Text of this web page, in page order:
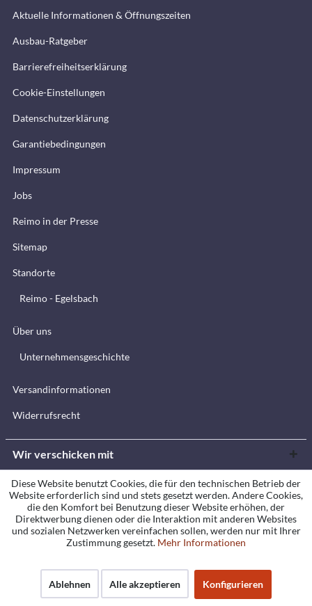
Aktuelle Informationen & Öffnungszeiten
Ausbau-Ratgeber
Barrierefreiheitserklärung
Cookie-Einstellungen
Datenschutzerklärung
Garantiebedingungen
Impressum
Jobs
Reimo in der Presse
Sitemap
Standorte
Reimo - Egelsbach
Über uns
Unternehmensgeschichte
Versandinformationen
Widerrufsrecht
Wir verschicken mit
Diese Website benutzt Cookies, die für den technischen Betrieb der
Website erforderlich sind und stets gesetzt werden. Andere Cookies,
die den Komfort bei Benutzung dieser Website erhöhen, der
Direktwerbung dienen oder die Interaktion mit anderen Websites
und sozialen Netzwerken vereinfachen sollen, werden nur mit Ihrer
Zustimmung gesetzt. Mehr Informationen
Ablehnen Alle akzeptieren Konfigurieren